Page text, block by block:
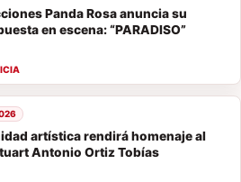
Panda Rosa anuncia su
en escena: “PARADISO”
artística rendirá homenaje al
Antonio Ortiz Tobías